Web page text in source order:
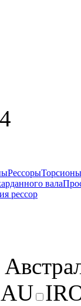
РессорыТорсионы
вала
рессор